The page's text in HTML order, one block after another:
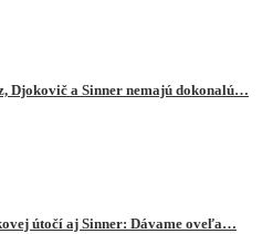
Djokovič a Sinner nemajú dokonalú…
útočí aj Sinner: Dávame oveľa…